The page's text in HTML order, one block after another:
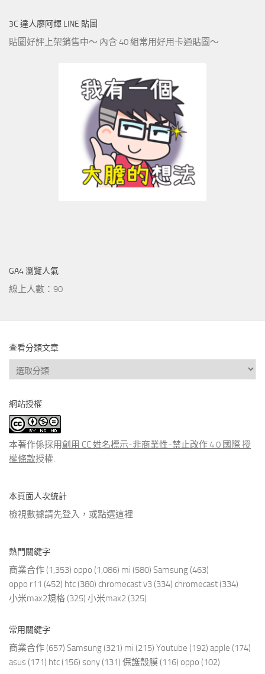
3C 達人廖阿輝 LINE 貼圖
貼圖好評上架銷售中～ 內含 40 組常用好用卡通貼圖～
GA4 瀏覽人氣
線上人數：90
查看分類文章
查
看
類
文
章
網站授權
本著作係採用創用 CC 姓名標示-非商業性-禁止改作 4.0 國際 授
權條款授權.
本頁面人次統計
檢視數據請先登入，或點選這裡
熱門關鍵字
商業合作 (1,353) oppo (1,086) mi (580) Samsung (463)
oppo r11 (452) htc (380) chromecast v3 (334) chromecast (334)
小米max2規格 (325) 小米max2 (325)
常用關鍵字
商業合作 (657) Samsung (321) mi (215) Youtube (192) apple (174)
asus (171) htc (156) sony (131) 保護殼膜 (116) oppo (102)